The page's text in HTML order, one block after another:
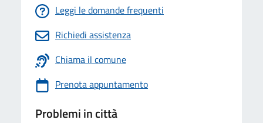
Leggi le domande frequenti
Richiedi assistenza
Chiama il comune
Prenota appuntamento
Problemi in città